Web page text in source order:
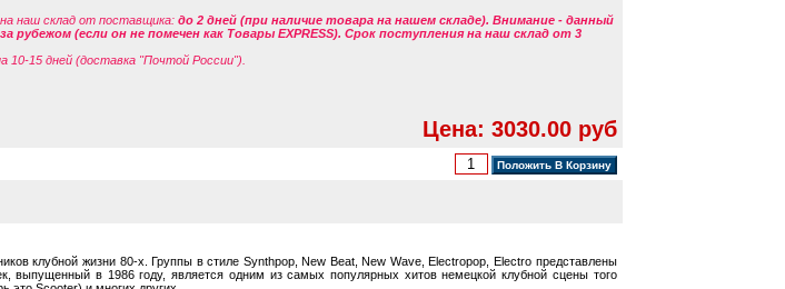
на наш склад от поставщика: до 2 дней (при наличие товара на нашем складе). Внимание - данный
рубежом (если он не помечен как Товары EXPRESS). Срок поступления на наш склад от 3
10-15 дней (доставка "Почтой России").
Цена: 3030.00 руб
клубной жизни 80-х. Группы в стиле Synthpop, New Beat, New Wave, Electropop, Electro представлены
выпущенный в 1986 году, является одним из самых популярных хитов немецкой клубной сцены того